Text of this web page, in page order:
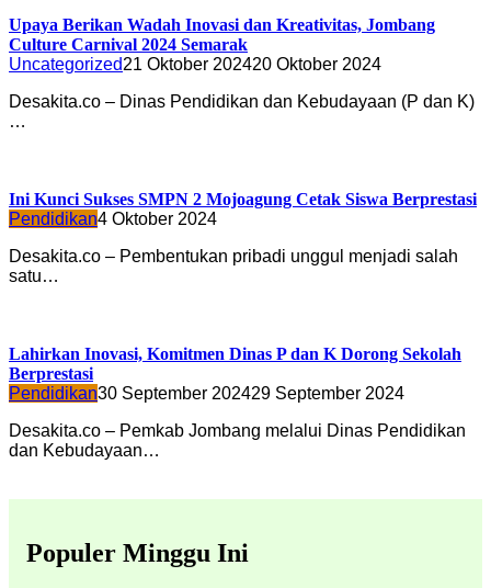
Upaya Berikan Wadah Inovasi dan Kreativitas, Jombang
Culture Carnival 2024 Semarak
Uncategorized21 Oktober 202420 Oktober 2024
Desakita.co – Dinas Pendidikan dan Kebudayaan (P dan K)
…
Ini Kunci Sukses SMPN 2 Mojoagung Cetak Siswa Berprestasi
Pendidikan4 Oktober 2024
Desakita.co – Pembentukan pribadi unggul menjadi salah
satu…
Lahirkan Inovasi, Komitmen Dinas P dan K Dorong Sekolah
Berprestasi
Pendidikan30 September 202429 September 2024
Desakita.co – Pemkab Jombang melalui Dinas Pendidikan
dan Kebudayaan…
Populer Minggu Ini